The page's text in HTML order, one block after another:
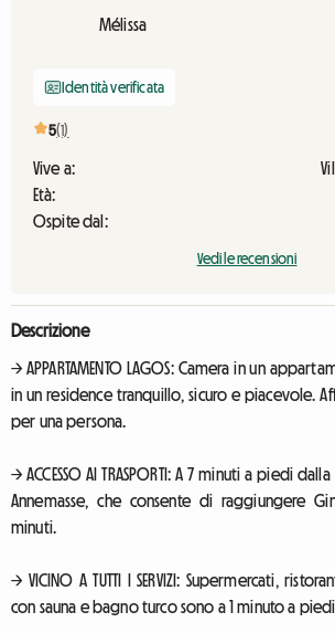
Mélissa
Identità verificata
5(1)
Vive a:
Età:
Ospite dal:
Vedi le recensioni
Descrizione
→ APPARTAMENTO LAGOS: Camera in un
in un residence tranquillo, sicuro e piacevole.
per una persona.
→ ACCESSO AI TRASPORTI: A 7 minuti a piedi
Annemasse, che consente di raggiungere
minuti.
→ VICINO A TUTTI I SERVIZI: Supermercati,
con sauna e bagno turco sono a 1 minuto a piedi.